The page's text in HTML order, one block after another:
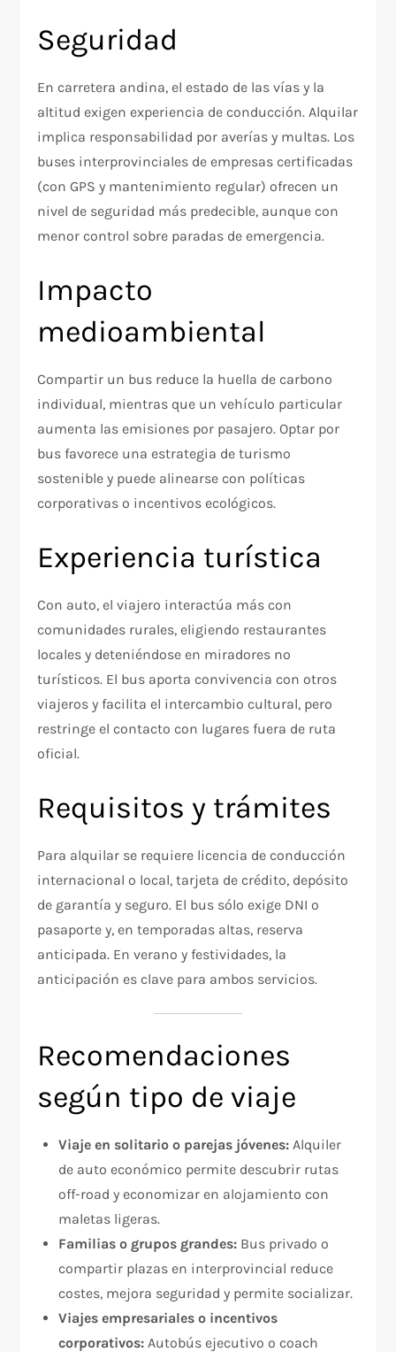
Seguridad
En carretera andina, el estado de las vías y la
altitud exigen experiencia de conducción. Alquilar
implica responsabilidad por averías y multas. Los
buses interprovinciales de empresas certificadas
(con GPS y mantenimiento regular) ofrecen un
nivel de seguridad más predecible, aunque con
menor control sobre paradas de emergencia.
Impacto
medioambiental
Compartir un bus reduce la huella de carbono
individual, mientras que un vehículo particular
aumenta las emisiones por pasajero. Optar por
bus favorece una estrategia de turismo
sostenible y puede alinearse con políticas
corporativas o incentivos ecológicos.
Experiencia turística
Con auto, el viajero interactúa más con
comunidades rurales, eligiendo restaurantes
locales y deteniéndose en miradores no
turísticos. El bus aporta convivencia con otros
viajeros y facilita el intercambio cultural, pero
restringe el contacto con lugares fuera de ruta
oficial.
Requisitos y trámites
Para alquilar se requiere licencia de conducción
internacional o local, tarjeta de crédito, depósito
de garantía y seguro. El bus sólo exige DNI o
pasaporte y, en temporadas altas, reserva
anticipada. En verano y festividades, la
anticipación es clave para ambos servicios.
Recomendaciones
según tipo de viaje
Viaje en solitario o parejas jóvenes: Alquiler
de auto económico permite descubrir rutas
off-road y economizar en alojamiento con
maletas ligeras.
Familias o grupos grandes: Bus privado o
compartir plazas en interprovincial reduce
costes, mejora seguridad y permite socializar.
Viajes empresariales o incentivos
corporativos: Autobús ejecutivo o coach